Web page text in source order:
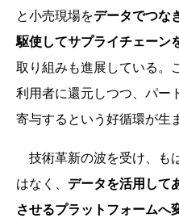
と小売現場をデータでつな
駆使してサプライチェーン
取り組みも進展している。
利用者に還元しつつ、パー
寄与するという好循環が生
技術革新の波を受け、も
はなく、 データを活用して
させるプラットフォームへ